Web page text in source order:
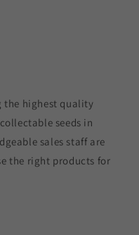
the highest quality
seeds in
sales staff are
the right products for